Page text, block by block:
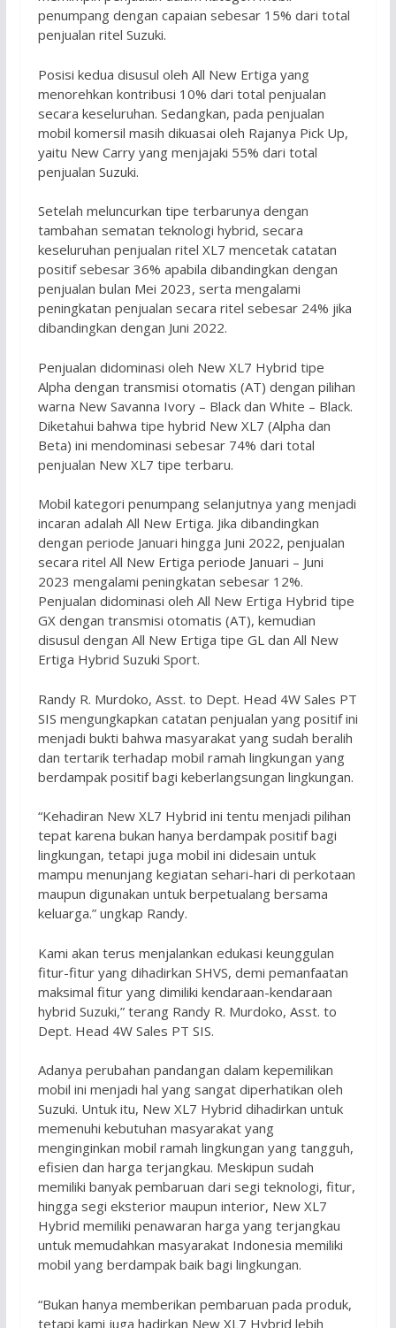
penumpang dengan capaian sebesar 15% dari total
penjualan ritel Suzuki.
Posisi kedua disusul oleh All New Ertiga yang
menorehkan kontribusi 10% dari total penjualan
secara keseluruhan. Sedangkan, pada penjualan
mobil komersil masih dikuasai oleh Rajanya Pick Up,
yaitu New Carry yang menjajaki 55% dari total
penjualan Suzuki.
Setelah meluncurkan tipe terbarunya dengan
tambahan sematan teknologi hybrid, secara
keseluruhan penjualan ritel XL7 mencetak catatan
positif sebesar 36% apabila dibandingkan dengan
penjualan bulan Mei 2023, serta mengalami
peningkatan penjualan secara ritel sebesar 24% jika
dibandingkan dengan Juni 2022.
Penjualan didominasi oleh New XL7 Hybrid tipe
Alpha dengan transmisi otomatis (AT) dengan pilihan
warna New Savanna Ivory – Black dan White – Black.
Diketahui bahwa tipe hybrid New XL7 (Alpha dan
Beta) ini mendominasi sebesar 74% dari total
penjualan New XL7 tipe terbaru.
Mobil kategori penumpang selanjutnya yang menjadi
incaran adalah All New Ertiga. Jika dibandingkan
dengan periode Januari hingga Juni 2022, penjualan
secara ritel All New Ertiga periode Januari – Juni
2023 mengalami peningkatan sebesar 12%.
Penjualan didominasi oleh All New Ertiga Hybrid tipe
GX dengan transmisi otomatis (AT), kemudian
disusul dengan All New Ertiga tipe GL dan All New
Ertiga Hybrid Suzuki Sport.
Randy R. Murdoko, Asst. to Dept. Head 4W Sales PT
SIS mengungkapkan catatan penjualan yang positif ini
menjadi bukti bahwa masyarakat yang sudah beralih
dan tertarik terhadap mobil ramah lingkungan yang
berdampak positif bagi keberlangsungan lingkungan.
“Kehadiran New XL7 Hybrid ini tentu menjadi pilihan
tepat karena bukan hanya berdampak positif bagi
lingkungan, tetapi juga mobil ini didesain untuk
mampu menunjang kegiatan sehari-hari di perkotaan
maupun digunakan untuk berpetualang bersama
keluarga.” ungkap Randy.
Kami akan terus menjalankan edukasi keunggulan
fitur-fitur yang dihadirkan SHVS, demi pemanfaatan
maksimal fitur yang dimiliki kendaraan-kendaraan
hybrid Suzuki,” terang Randy R. Murdoko, Asst. to
Dept. Head 4W Sales PT SIS.
Adanya perubahan pandangan dalam kepemilikan
mobil ini menjadi hal yang sangat diperhatikan oleh
Suzuki. Untuk itu, New XL7 Hybrid dihadirkan untuk
memenuhi kebutuhan masyarakat yang
menginginkan mobil ramah lingkungan yang tangguh,
efisien dan harga terjangkau. Meskipun sudah
memiliki banyak pembaruan dari segi teknologi, fitur,
hingga segi eksterior maupun interior, New XL7
Hybrid memiliki penawaran harga yang terjangkau
untuk memudahkan masyarakat Indonesia memiliki
mobil yang berdampak baik bagi lingkungan.
“Bukan hanya memberikan pembaruan pada produk,
tetapi kami juga hadirkan New XL7 Hybrid lebih